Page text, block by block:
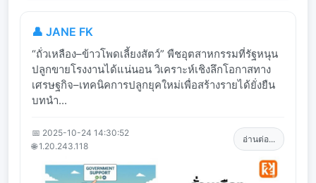
👤 JANE FK
“ถั่วเหลือง–ข้าวโพดเลี้ยงสัตว์” พืชอุตสาหกรรมที่รัฐหนุน
ปลูกขายโรงงานได้แน่นอน วิเคราะห์เชิงลึกโอกาสทาง
เศรษฐกิจ–เทคนิคการปลูกยุคใหม่เพื่อสร้างรายได้ยั่งยืน
บทนำ...
📅 2025-10-24 14:30:52
🌐 1.20.243.118
อ่านต่อ...